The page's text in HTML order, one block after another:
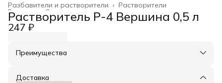
Растворители
Разбавители и растворители ›
Спецсоставы ›
Главная
Растворитель Р-4 Вершина 0,5 л
247 ₽
Преимущества
Оплата частями в Сплит
Удобный возврат
Доставка